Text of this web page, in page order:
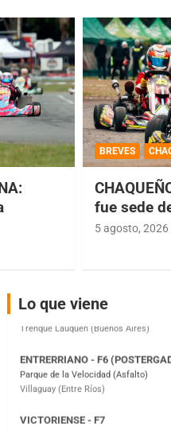
BREVES
fue sede
5 agosto, 2026
Lo que viene
COBERTURA ESPECIAL DE E-
IAME SERIES ARGENTINA 6
Baradero (Buenos Aires)
Ciudad de Trenque Lauquen (Asfalto)
Parque de la Velocidad (Asfalto)
Villaguay (Entre Ríos)
El Cerro (Tierra)
Victoria (Entre Ríos)
Moto Club Reginense (Tierra)